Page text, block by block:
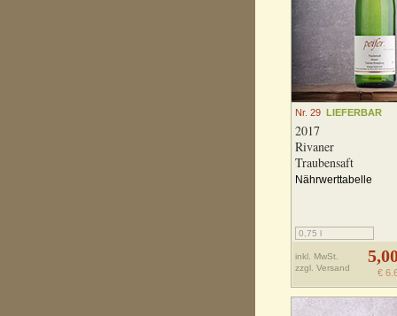
Nr. 29 LIEFERBAR
2017
Rivaner
Traubensaft
Nährwerttabelle
0,75 l
inkl. MwSt.
zzgl. Versand €